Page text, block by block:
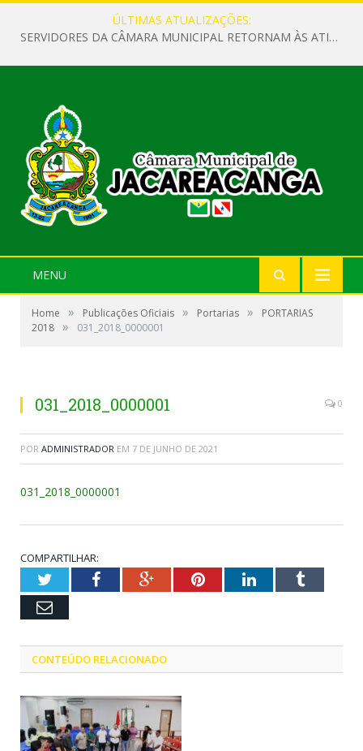
ÚLTIMAS ATUALIZAÇÕES:
SERVIDORES DA CÂMARA MUNICIPAL RETORNAM ÀS ATIVIDADES APÓS O RECESSO PARLAMENTAR
MENU
Home » Publicações Oficiais » Portarias »
PORTARIAS
2018 » 031_2018_0000001
031_2018_0000001 0
POR ADMINISTRADOR EM 7 DE JUNHO DE 2021
031_2018_0000001
COMPARTILHAR:
TwitterFacebookGoogle+PinterestLinkedInTumblr
Email
CONTEÚDO RELACIONADO